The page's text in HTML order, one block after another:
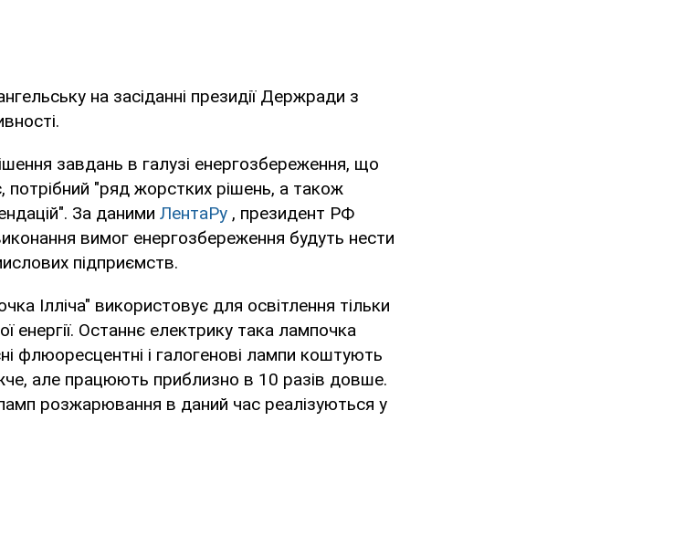
на засіданні президії Держради з
завдань в галузі енергозбереження, що
"ряд жорстких рішень, а також
За даними ЛентаРу , президент РФ
вимог енергозбереження будуть нести
підприємств.
Ілліча" використовує для освітлення тільки
енергії. Останнє електрику така лампочка
флюоресцентні і галогенові лампи коштують
але працюють приблизно в 10 разів довше.
розжарювання в даний час реалізуються у